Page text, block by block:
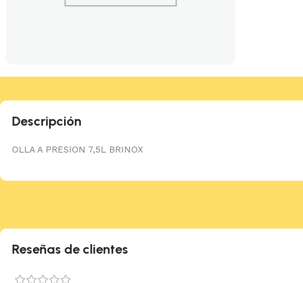
Descripción
OLLA A PRESION 7,5L BRINOX
Reseñas de clientes